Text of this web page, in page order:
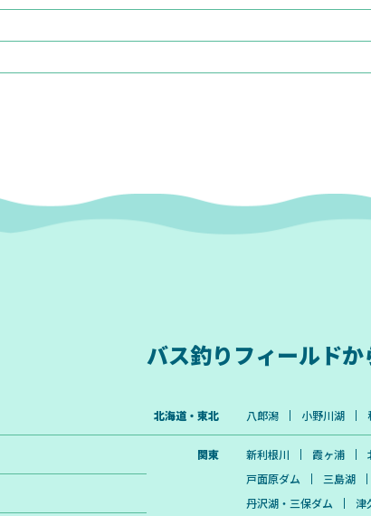
バス釣りフィールドか
北海道・東北 八郎潟 小野川湖
関東 新利根川 霞ヶ浦
戸面原ダム
三島湖
丹沢湖・三保ダム
津